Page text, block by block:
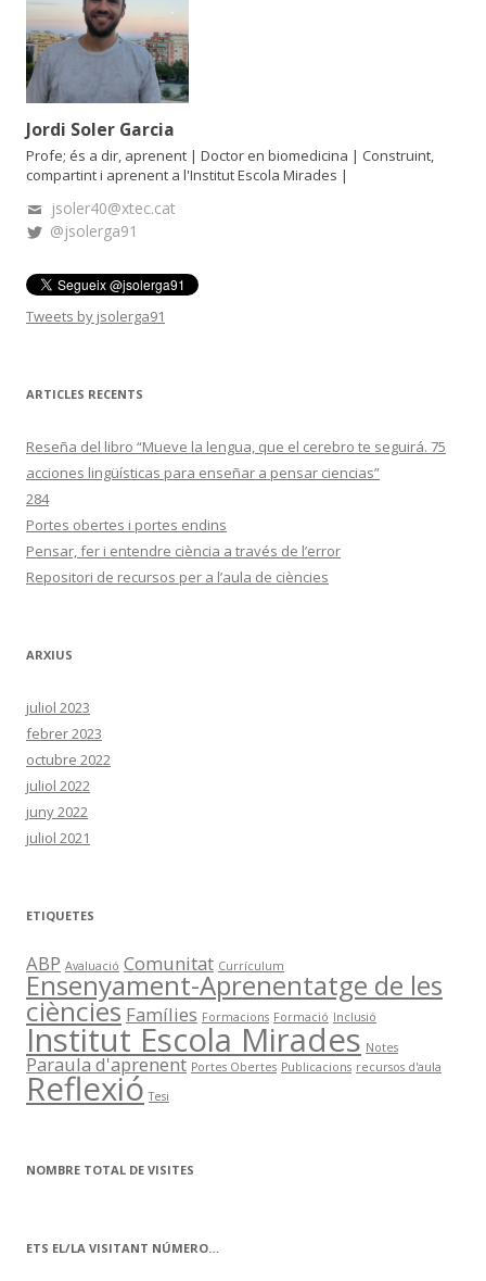
Jordi Soler Garcia
Profe; és a dir, aprenent | Doctor en biomedicina | Construint,
compartint i aprenent a l'Institut Escola Mirades |
jsoler40@xtec.cat
@jsolerga91
Tweets by jsolerga91
ARTICLES RECENTS
Reseña del libro “Mueve la lengua, que el cerebro te seguirá. 75
acciones lingüísticas para enseñar a pensar ciencias”
284
Portes obertes i portes endins
Pensar, fer i entendre ciència a través de l’error
Repositori de recursos per a l’aula de ciències
ARXIUS
juliol 2023
febrer 2023
octubre 2022
juliol 2022
juny 2022
juliol 2021
ETIQUETES
ABP Avaluació Comunitat Currículum
Ensenyament-Aprenentatge de les
ciències Famílies Formacions Formació Inclusió
Institut Escola Mirades Notes
Paraula d'aprenent Portes Obertes Publicacions recursos d'aula
Reflexió Tesi
NOMBRE TOTAL DE VISITES
ETS EL/LA VISITANT NÚMERO…